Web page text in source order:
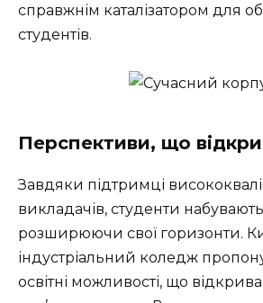
справжнім каталізатором для
студентів.
Перспективи, що
Завдяки підтримці
викладачів, студенти
розширюючи свої горизонти.
індустріальний коледж
освітні можливості, що